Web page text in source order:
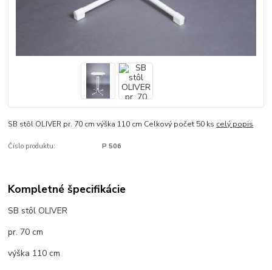
SB stôl OLIVER pr. 70 cm výška 110 cm Celkový počet 50 ks celý popis
Číslo produktu: P 506
Kompletné špecifikácie
SB stôl OLIVER
pr. 70 cm
výška 110 cm